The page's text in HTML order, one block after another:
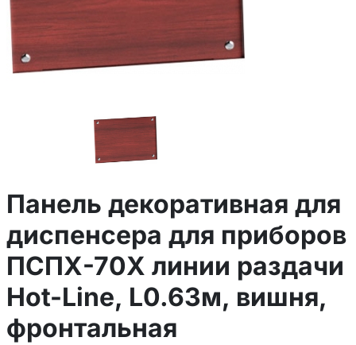
Панель декоративная для
диспенсера для приборов
ПСПХ-70Х линии раздачи
Hot-Line, L0.63м, вишня,
фронтальная